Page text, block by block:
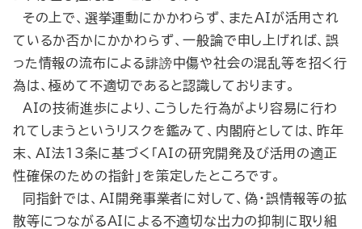
その上で、選挙運動にかかわらず、またAIが活用され
ているか否かにかかわらず、一般論で申し上げれば、誤
った情報の流布による誹謗中傷や社会の混乱等を招く行
為は、極めて不適切であると認識しております。
AIの技術進歩により、こうした行為がより容易に行わ
れてしまうというリスクを鑑みて、内閣府としては、昨年
末、AI法13条に基づく「AIの研究開発及び活用の適正
性確保のための指針」を策定したところです。
同指針では、AI開発事業者に対して、偽・誤情報等の拡
散等につながるAIによる不適切な出力の抑制に取り組